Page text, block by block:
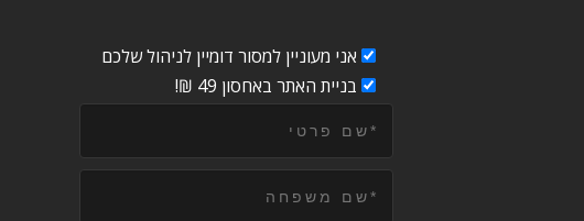
אני מעוניין למסור דומיין לניהול שלכם
בניית האתר באחסון 49 ₪!